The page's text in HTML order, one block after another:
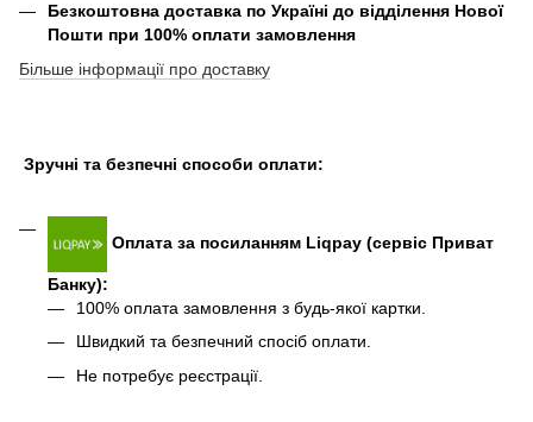
Безкоштовна доставка по Україні до відділення Нової
Пошти при 100% оплати замовлення
Більше інформації про доставку
Зручні та безпечні способи оплати:
Оплата за посиланням Liqpay (сервіс Приват
Банку):
100% оплата замовлення з будь-якої картки.
Швидкий та безпечний спосіб оплати.
Не потребує реєстрації.